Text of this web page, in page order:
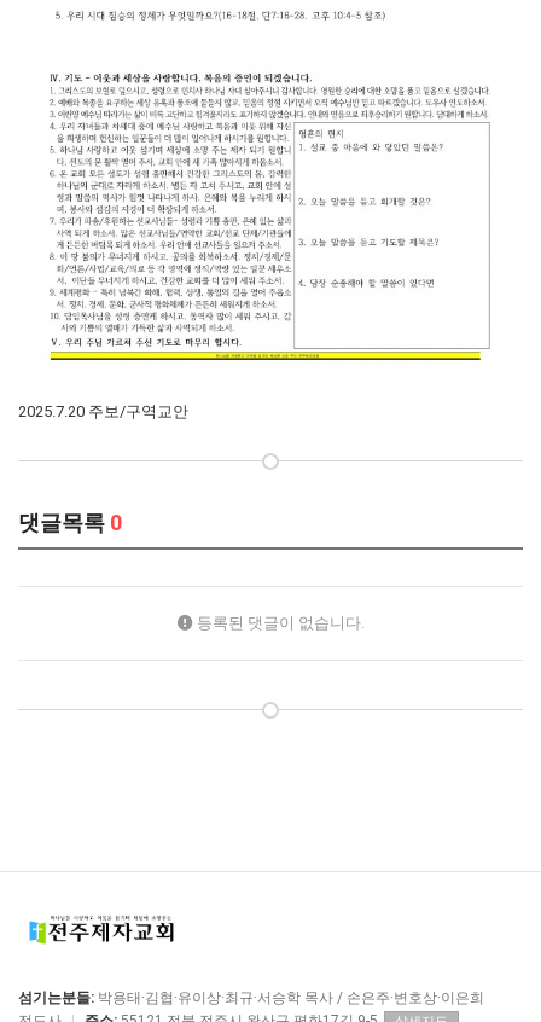
2025.7.20 주보/구역교안
댓글목록 0
등록된 댓글이 없습니다.
섬기는분들: 박용태·김협·유이상·최규·서승학 목사 / 손은주·변호상·이은희